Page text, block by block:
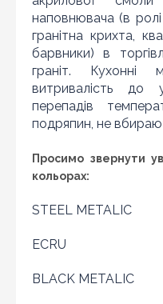
наповнювача (в
гранітна крихта,
барвники) в
граніт. Кухонні
витривалість до
перепадів
подряпин, не
Просимо звернути
кольорах:
STEEL METALIC
ECRU
BLACK METALIC
Шановні клієнти
по інтернету знайшли
дешевше ніж у нас ...
раді запропонувати
що товар даної моделі
наявності і ціна на
магазині актуальна і